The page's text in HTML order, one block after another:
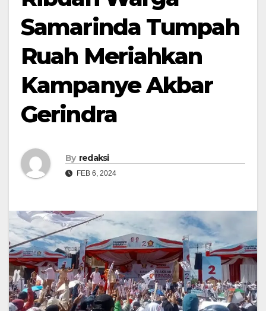
Samarinda Tumpah
Ruah Meriahkan
Kampanye Akbar
Gerindra
By redaksi
FEB 6, 2024